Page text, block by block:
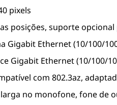
pixels
posições, suporte
Gigabit Ethernet (10/100/
Gigabit Ethernet (10/100/
com 802.3az,
no monofone, fone de